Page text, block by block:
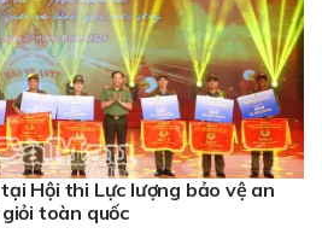
Hội thi Lực lượng bảo vệ an
toàn quốc